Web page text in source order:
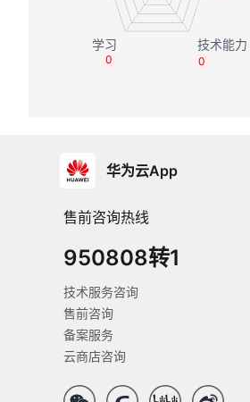
0
0
华为云App
售前咨询热线
950808转1
技术服务咨询
售前咨询
备案服务
云商店咨询